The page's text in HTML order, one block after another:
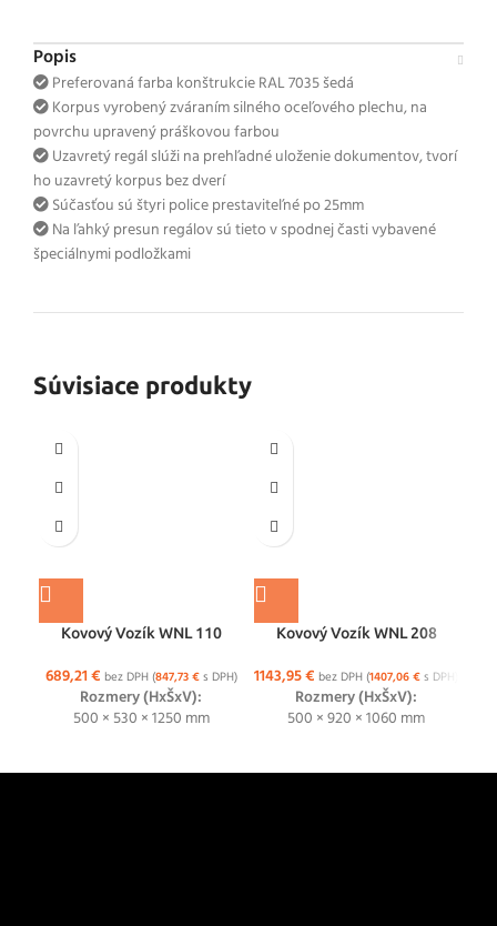
Popis
Preferovaná farba konštrukcie RAL 7035 šedá
Korpus vyrobený zváraním silného oceľového plechu, na
povrchu upravený práškovou farbou
Uzavretý regál slúži na prehľadné uloženie dokumentov, tvorí
ho uzavretý korpus bez dverí
Súčasťou sú štyri police prestaviteľné po 25mm
Na ľahký presun regálov sú tieto v spodnej časti vybavené
špeciálnymi podložkami
Súvisiace produkty
Kovový Vozík WNL 110
689,21€ bez DPH (847,73€s DPH)
Rozmery (HxŠxV):
500 × 530 × 1250 mm
Kovový Vozík WNL 208
1143,95€ bez DPH (1407,06€s DPH)
Rozmery (HxŠxV):
500 × 920 × 1060 mm